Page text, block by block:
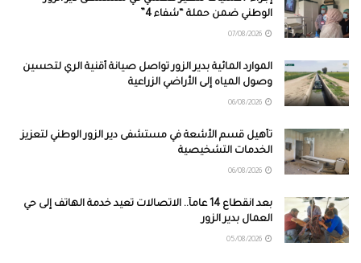
الوطني ضمن حملة “شفاء 4”
الموارد المائية بدير الزور تواصل صيانة أقنية الري لتحسين
وصول المياه إلى الأراضي الزراعية
تأهيل قسم الأشعة في مستشفى دير الزور الوطني لتعزيز
الخدمات التشخيصية
بعد انقطاع 14 عاماً.. الاتصالات تعيد خدمة الهاتف إلى حي
العمال بدير الزور